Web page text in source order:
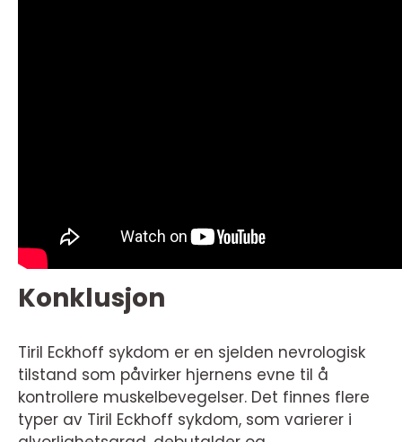
Konklusjon
Tiril Eckhoff sykdom er en sjelden nevrologisk
tilstand som påvirker hjernens evne til å
kontrollere muskelbevegelser. Det finnes flere
typer av Tiril Eckhoff sykdom, som varierer i